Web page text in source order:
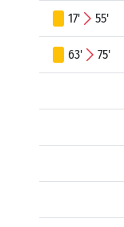
17' 55'
63' 75'